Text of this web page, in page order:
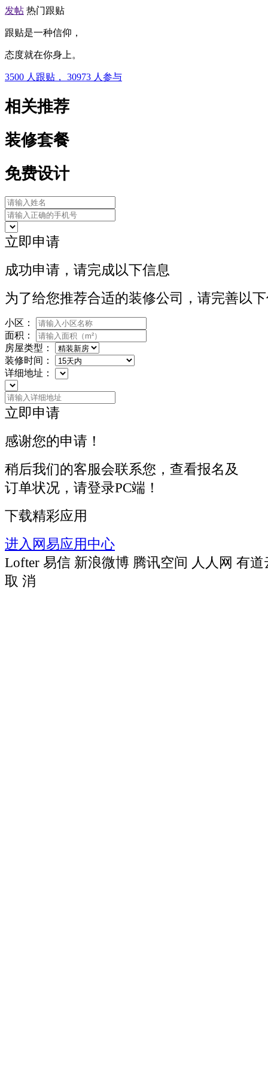
发帖 热门跟贴
跟贴是一种信仰，
态度就在你身上。
3500 人跟贴， 30973 人参与
相关推荐
装修套餐
免费设计
立即申请
成功申请，请完成以下信息
为了给您推荐合适的装修公司，请完善以
小区：
面积：
房屋类型：
装修时间：
详细地址：
立即申请
感谢您的申请！
稍后我们的客服会联系您，查看报名及
订单状况，请登录PC端！
下载精彩应用
进入网易应用中心
Lofter 易信 新浪微博 腾讯空间 人人网 有道
取 消